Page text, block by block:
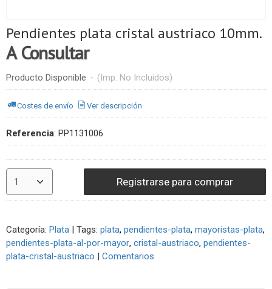
Pendientes plata cristal austriaco 10mm.
A Consultar
Producto Disponible - (Imp. No Incluidos)
Costes de envío Ver descripción
Referencia: PP1131006
Registrarse para comprar
Categoría: Plata | Tags: plata pendientes-plata mayoristas-plata
pendientes-plata-al-por-mayor cristal-austriaco pendientes-
plata-cristal-austriaco | Comentarios